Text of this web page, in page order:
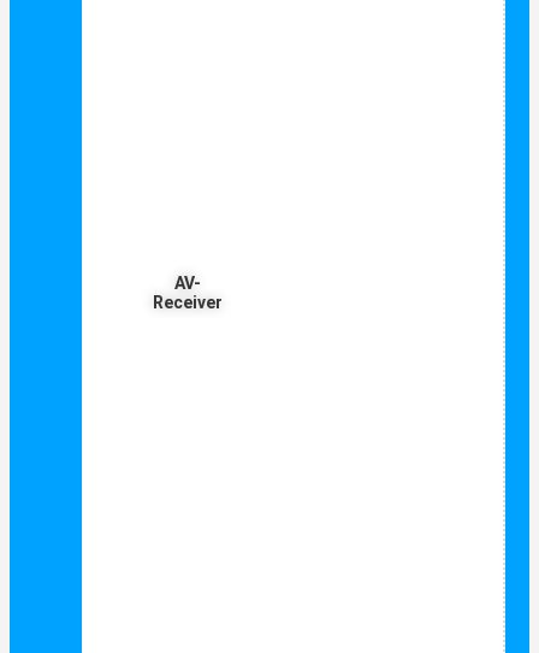
AV-
Receiver